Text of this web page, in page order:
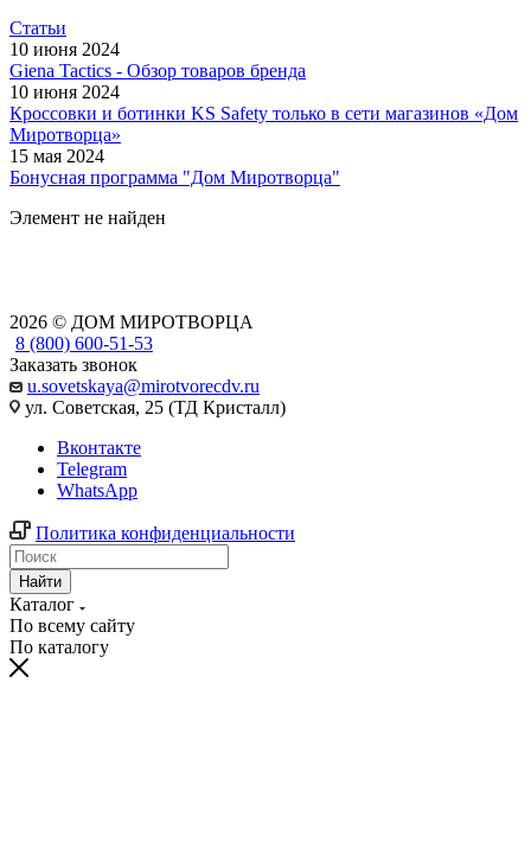
Статьи
10 июня 2024
Giena Tactics - Обзор товаров бренда
10 июня 2024
Кроссовки и ботинки KS Safety только в сети магазинов «Дом
Миротворца»
15 мая 2024
Бонусная программа "Дом Миротворца"
Элемент не найден
2026 © ДОМ МИРОТВОРЦА
8 (800) 600-51-53
Заказать звонок
u.sovetskaya@mirotvorecdv.ru
ул. Советская, 25 (ТД Кристалл)
Вконтакте
Telegram
WhatsApp
Политика конфиденциальности
Найти
Каталог
По всему сайту
По каталогу